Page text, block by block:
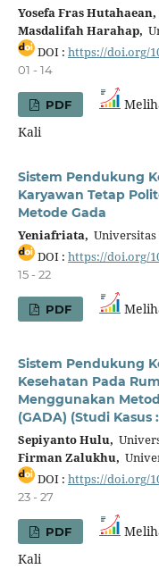
Yosefa Fras Hutahaean,
Masdalifah Harahap,
DOI : https://doi.org/
01 - 14
PDF
Kali
Sistem Pendukung
Karyawan Tetap
Metode Gada
Yeniafriata,
DOI : https://doi.org/
15 - 22
PDF
Sistem Pendukung
Kesehatan Pada
Menggunakan
(GADA) (Studi
Sepiyanto Hulu,
Firman Zalukhu,
DOI : https://doi.org/
23 - 27
PDF
Kali